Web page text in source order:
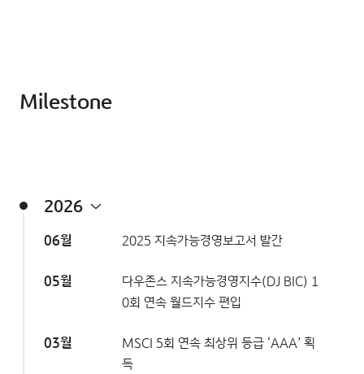
Milestone
2026
06월 2025 지속가능경영보고서 발간
05월
다우존스 지속가능경영지수(DJ BIC) 1
0회 연속 월드지수 편입
03월
MSCI 5회 연속 최상위 등급 ‘AAA’ 획
득